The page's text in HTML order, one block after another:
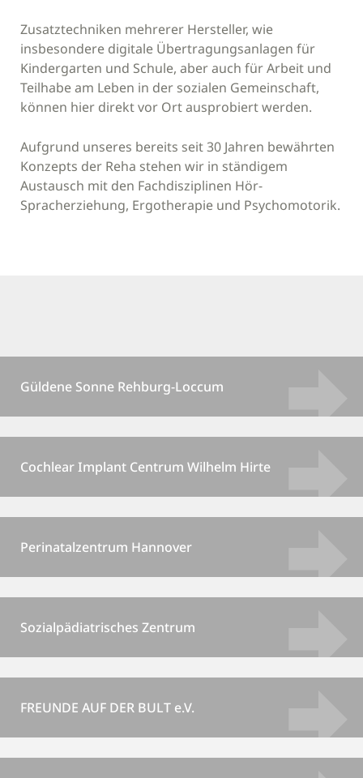
Zusatztechniken mehrerer Hersteller, wie
insbesondere digitale Übertragungsanlagen für
Kindergarten und Schule, aber auch für Arbeit und
Teilhabe am Leben in der sozialen Gemeinschaft,
können hier direkt vor Ort ausprobiert werden.
Aufgrund unseres bereits seit 30 Jahren bewährten
Konzepts der Reha stehen wir in ständigem
Austausch mit den Fachdisziplinen Hör-
Spracherziehung, Ergotherapie und Psychomotorik.
Güldene Sonne Rehburg-Loccum
Cochlear Implant Centrum Wilhelm Hirte
Perinatalzentrum Hannover
Sozialpädiatrisches Zentrum
FREUNDE AUF DER BULT e.V.